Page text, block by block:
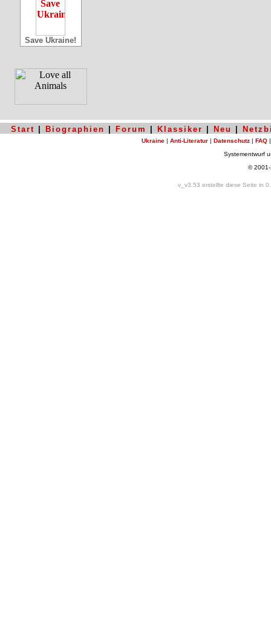
Save Ukraine!
Start Biographien Forum Klassiker Neu
Ukraine | Anti-Literatur | Datenschutz | FAQ
Systementwurf
©
v_v3.53 erstellte diese Seite in